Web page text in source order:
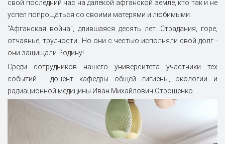
свой последний час на далекой афганской земле, кто так и не
успел попрощаться со своими матерями и любимыми.
"Афганская война", длившаяся десять лет…Страдания, горе,
отчаянье, трудности…Но они с честью исполняли свой долг -
они защищали Родину!
Среди сотрудников нашего университета участники тех
событий - доцент кафедры общей гигиены, экологии и
радиационной медицины Иван Михайлович Отрощенко.